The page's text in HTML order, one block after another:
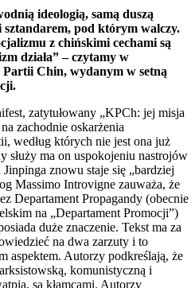
ideologią, samą duszą
pod którym walczy.
z chińskimi cechami są
działa” – czytamy w
Chin, wydanym w setną
zatytułowany „KPCh: jej misja
zachodnie oskarżenia
według których nie jest ona już
służy ma on uspokojeniu nastrojów
znowu staje się „bardziej
Massimo Introvigne zauważa, że
Departament Propagandy (obecnie
na „Departament Promocji”)
duże znaczenie. Tekst ma za
na dwa zarzuty i to
aspektem. Autorzy podkreślają, że
komunistyczną i
są kłamcami. Autorzy